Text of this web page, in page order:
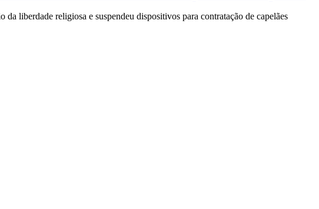
liberdade religiosa e suspendeu dispositivos para contratação de capelães